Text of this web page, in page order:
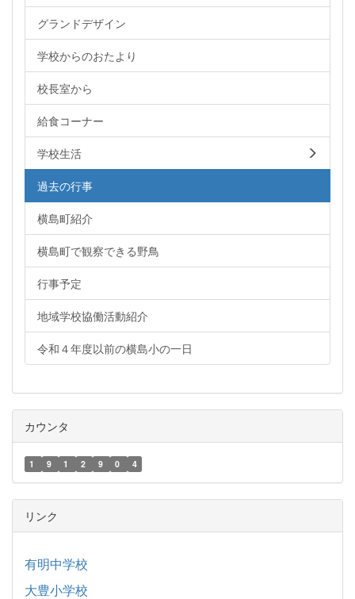
グランドデザイン
学校からのおたより
校長室から
給食コーナー
学校生活
過去の行事
横島町紹介
横島町で観察できる野鳥
行事予定
地域学校協働活動紹介
令和４年度以前の横島小の一日
カウンタ
1 9 1 2 9 0 4
リンク
有明中学校
大豊小学校